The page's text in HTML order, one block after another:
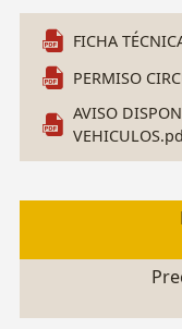
Bizona. Luces
ESP. Control de
delanteras.
cierre
2027. 1 Llave.
FICHA
PERMISO
AVISO